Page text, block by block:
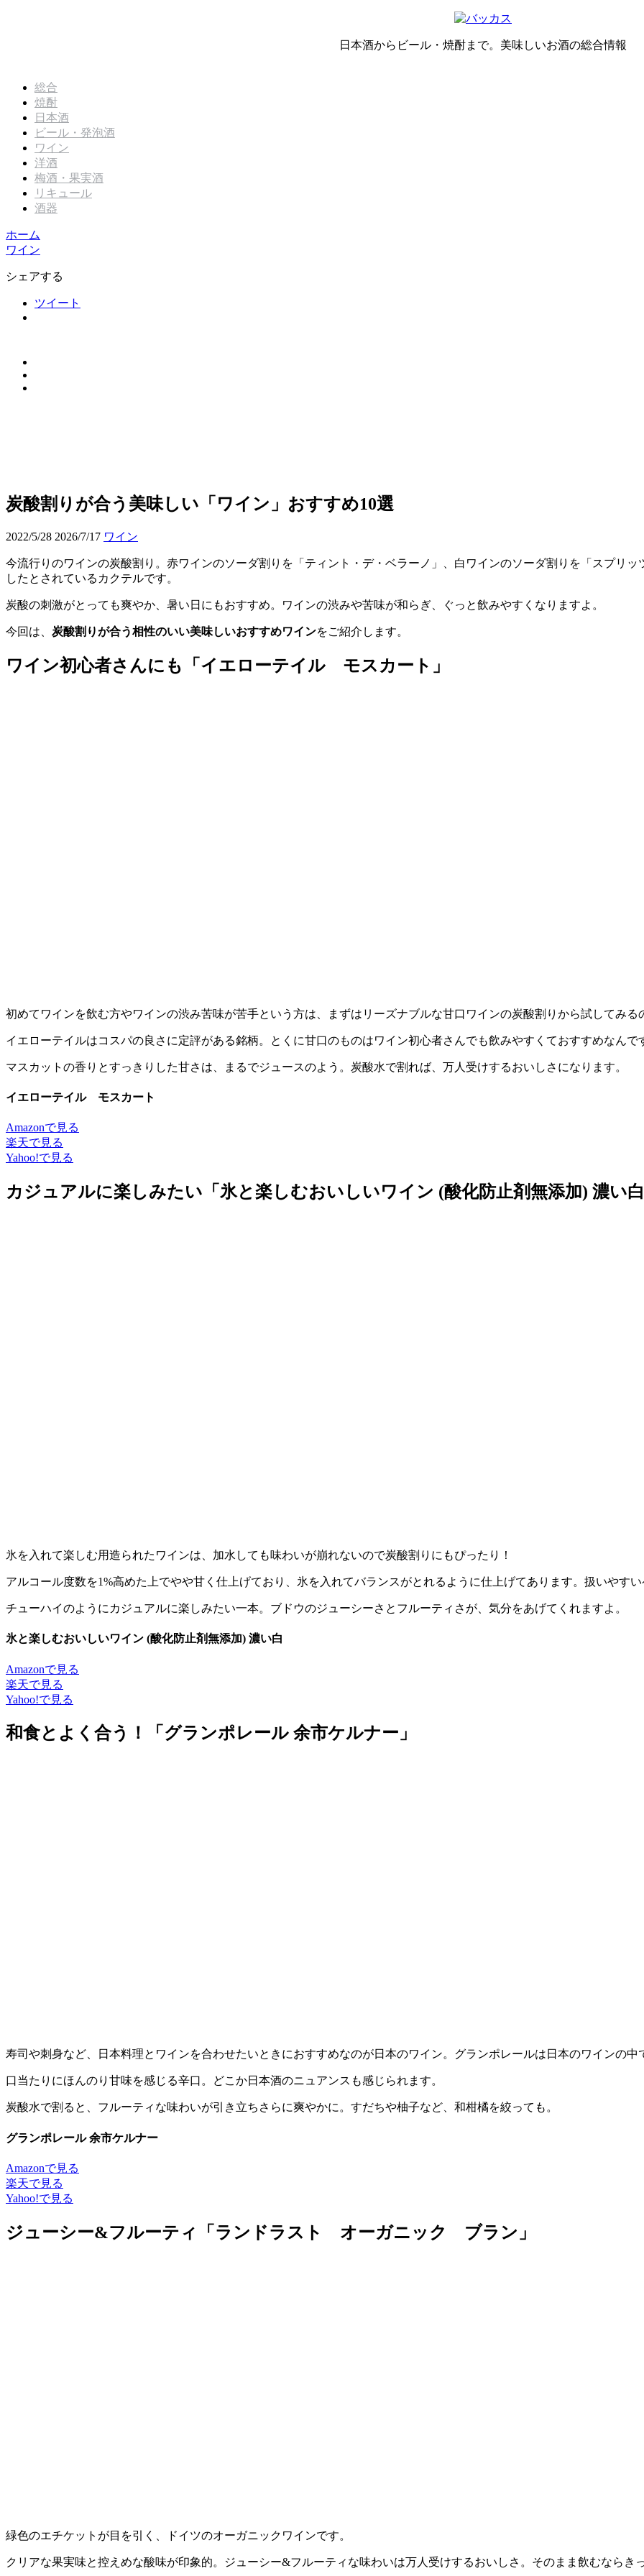
日本酒からビール・焼酎まで。美味しいお酒の総合情報
総合
焼酎
日本酒
ビール・発泡酒
ワイン
洋酒
梅酒・果実酒
リキュール
酒器
ホーム
ワイン
シェアする
ツイート
炭酸割りが合う美味しい「ワイン」おすすめ10選
2022/5/28 2026/7/17 ワイン
今流行りのワインの炭酸割り。赤ワインのソーダ割りを「ティント・デ・ベラーノ」、白ワインのソーダ割りを「スプリ
したとされているカクテルです。
炭酸の刺激がとっても爽やか、暑い日にもおすすめ。ワインの渋みや苦味が和らぎ、ぐっと飲みやすくなりますよ。
今回は、 炭酸割りが合う相性のいい美味しいおすすめワインをご紹介します。
ワイン初心者さんにも「イエローテイル モスカート」
初めてワインを飲む方やワインの渋み苦味が苦手という方は、まずはリーズナブルな甘口ワインの炭酸割りから試してみる
イエローテイルはコスパの良さに定評がある銘柄。とくに甘口のものはワイン初心者さんでも飲みやすくておすすめなんで
マスカットの香りとすっきりした甘さは、まるでジュースのよう。炭酸水で割れば、万人受けするおいしさになります。
イエローテイル モスカート
Amazonで見る
楽天で見る
Yahoo!で見る
カジュアルに楽しみたい「氷と楽しむおいしいワイン (酸化防止剤無添加) 濃い白
氷を入れて楽しむ用造られたワインは、加水しても味わいが崩れないので炭酸割りにもぴったり！
アルコール度数を1%高めた上でやや甘く仕上げており、氷を入れてバランスがとれるように仕上げてあります。扱いやす
チューハイのようにカジュアルに楽しみたい一本。ブドウのジューシーさとフルーティさが、気分をあげてくれますよ。
氷と楽しむおいしいワイン (酸化防止剤無添加) 濃い白
Amazonで見る
楽天で見る
Yahoo!で見る
和食とよく合う！「グランポレール 余市ケルナー」
寿司や刺身など、日本料理とワインを合わせたいときにおすすめなのが日本のワイン。グランポレールは日本のワインの中
口当たりにほんのり甘味を感じる辛口。どこか日本酒のニュアンスも感じられます。
炭酸水で割ると、フルーティな味わいが引き立ちさらに爽やかに。すだちや柚子など、和柑橘を絞っても。
グランポレール 余市ケルナー
Amazonで見る
楽天で見る
Yahoo!で見る
ジューシー&フルーティ「ランドラスト オーガニック ブラン」
緑色のエチケットが目を引く、ドイツのオーガニックワインです。
クリアな果実味と控えめな酸味が印象的。ジューシー&フルーティな味わいは万人受けするおいしさ。そのまま飲むならき